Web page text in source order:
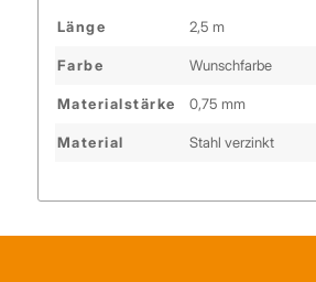
Länge 2,5 m
Farbe Wunschfarbe
Materialstärke 0,75 mm
Material Stahl verzinkt